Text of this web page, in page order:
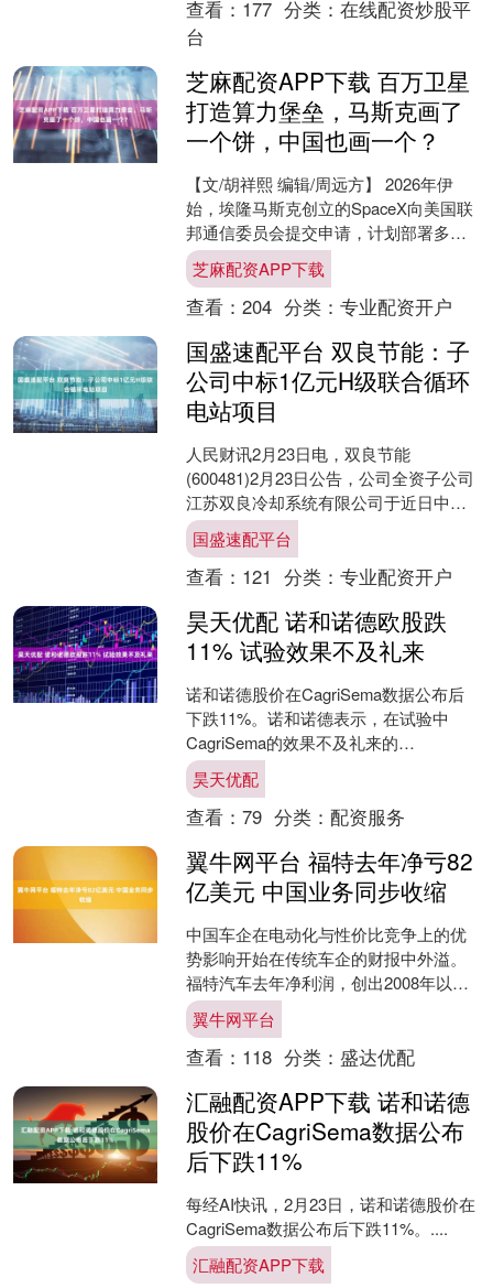
查看： 177 分类： 在线配资炒股平
台
芝麻配资APP下载 百万卫星
打造算力堡垒，马斯克画了
一个饼，中国也画一个？
【文/胡祥熙 编辑/周远方】 2026年伊
始，埃隆马斯克创立的SpaceX向美国联
邦通信委员会提交申请，计划部署多达
100万颗卫星，意在构建全球首个“轨道
数据中....
芝麻配资APP下载
查看： 204 分类： 专业配资开户
国盛速配平台 双良节能：子
公司中标1亿元H级联合循环
电站项目
人民财讯2月23日电，双良节能
(600481)2月23日公告，公司全资子公司
江苏双良冷却系统有限公司于近日中标
中东地区H级联合循环电站项目空冷岛
（ACC）系统，....
国盛速配平台
查看： 121 分类： 专业配资开户
昊天优配 诺和诺德欧股跌
11% 试验效果不及礼来
诺和诺德股价在CagriSema数据公布后
下跌11%。诺和诺德表示，在试验中
CagriSema的效果不及礼来的
Zepbound。....
昊天优配
查看： 79 分类： 配资服务
翼牛网平台 福特去年净亏82
亿美元 中国业务同步收缩
中国车企在电动化与性价比竞争上的优
势影响开始在传统车企的财报中外溢。
福特汽车去年净利润，创出2008年以来
最大年度亏损。 福特汽车日前发布的
2025年第四季度及....
翼牛网平台
查看： 118 分类： 盛达优配
汇融配资APP下载 诺和诺德
股价在CagriSema数据公布
后下跌11%
每经AI快讯，2月23日，诺和诺德股价在
CagriSema数据公布后下跌11%。....
汇融配资APP下载